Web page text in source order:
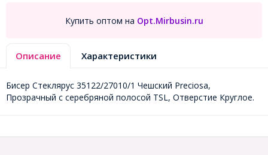
Купить оптом на Opt.Mirbusin.ru
Описание Характеристики
Бисер Стеклярус 35122/27010/1 Чешский Preciosa,
Прозрачный с серебряной полосой TSL, Отверстие Круглое.